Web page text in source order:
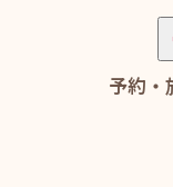
予約・